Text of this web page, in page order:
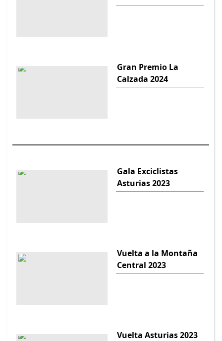
Gran Premio La
Calzada 2024
Gala Exciclistas
Asturias 2023
Vuelta a la Montaña
Central 2023
Vuelta Asturias 2023